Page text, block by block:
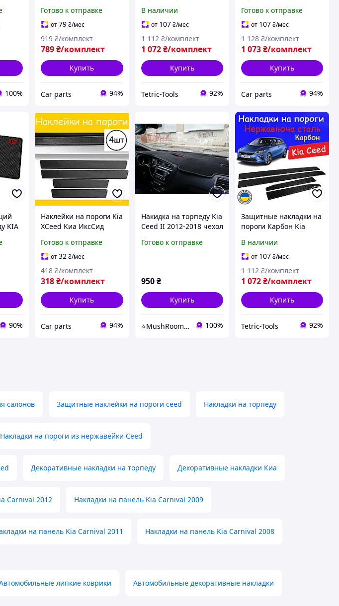
100%
Хэтчбек 5 дверей
нержавейка декор
накладки пороги
Готово к отправке
от79₴/мес
789₴/комплект
919 ₴/комплект
Купить
Сar parts 94%
2012 5 дверей Декор
нержавейка накладки
порогов
В наличии
от 107 ₴/мес
1 072 ₴/комплект
1 112 ₴/комплект
Купить
Tetric-Tools 92%
2018-2025 Хэтчбек 5
дверей Карбон декор
накладки порогов
Готово к отправке
от 107₴/мес
1 073₴/комплект
1 128 ₴/комплект
Купить
Сar parts 94%
KIA
90%
Наклейки на пороги Kia
XCeed Киа ИксСид
порогов
Готово к отправке
от32₴/мес
318₴/комплект
418 ₴/комплект
Купить
Сar parts 94%
Накидка на торпеду Kia
Ceed II 2012-2018 чехол
панель приборов авто
Готово к отправке
950 ₴
Купить
⭐MushRooms⭐ 100%
Защитные накладки на
пороги Карбон Kia
2018-2025 Декор
нержавейка накладки
порогов
В наличии
от 107₴/мес
1 072₴/комплект
1 112 ₴/комплект
Купить
Tetric-Tools 92%
салонов Защитные наклейки на пороги ceed Накладки на торпеду
Накладки на пороги из нержавейки Ceed
Декоративные накладки на торпеду Декоративные накладки Киа
Carnival 2012 Накладки на панель Kia Carnival 2009
на панель Kia Carnival 2011 Накладки на панель Kia Carnival 2008
липкие коврики Автомобильные декоративные накладки